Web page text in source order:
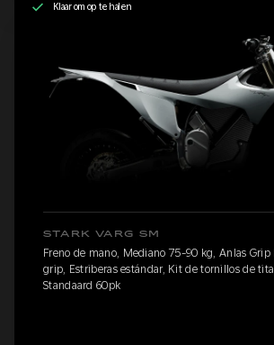
Klaar om op te halen
STARK VARG SM
Freno de mano, Mediano 75-90 kg, Anlas Grip
grip, Estriberas estándar, Kit de tornillos de
Standaard 60pk